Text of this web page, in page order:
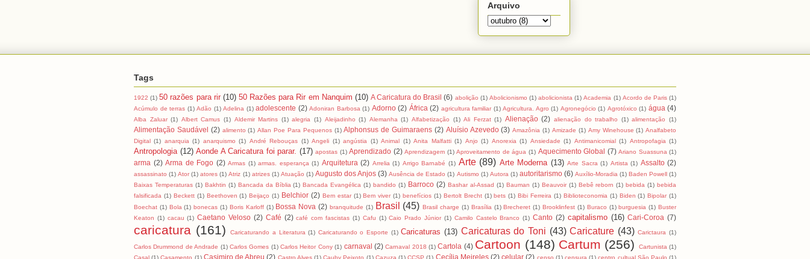
Arquivo
Tags
1922 (1) 50 razões para rir (10) 50 Razões para Rir em Nanquim (10) A Caricatura do Brasil (6) abolição (1) Abolicionismo (1) abolicionista (1) Academia (1) Acordo de Paris (1)
Acúmulo de terras (1) Adão (1) Adelina (1) adolescente (2) Adoniran Barbosa (1) Adorno (2) África (2) agricultura familiar (1) Agricultura. Agro (1) Agronegócio (1) Agrotóxico (1) água (4)
Alba Zaluar (1) Albert Camus (1) Aldemir Martins (1) alegria (1) Aleijadinho (1) Alemanha (1) Alfabetização (1) Ali Ferzat (1) Alienação (2) alienação do trabalho (1) alimentação (1)
Alimentação Saudável (2) alimento (1) Allan Poe Para Pequenos (1) Alphonsus de Guimaraens (2) Aluísio Azevedo (3) Amazônia (1) Amizade (1) Amy Winehouse (1) Analfabeto
Digital (1) anarquia (1) anarquismo (1) André Rebouças (1) Angeli (1) angústia (1) Animal (1) Anita Malfatti (1) Anjo (1) Anorexia (1) Ansiedade (1) Antimanicomial (1) Antropofagia (1)
Antropologia (12) Aonde A Caricatura foi parar. (17) apostas (1) Aprendizado (2) Aprendizagem (1) Aproveitamento de água (1) Aquecimento Global (7) Ariano Suassuna (1)
arma (2) Arma de Fogo (2) Armas (1) armas. esperança (1) Arquitetura (2) Arrelia (1) Arrigo Barnabé (1) Arte (89) Arte Moderna (13) Arte Sacra (1) Artista (1) Assalto (2)
assassinato (1) Ator (1) atores (1) Atriz (1) atrizes (1) Atuação (1) Augusto dos Anjos (3) Ausência de Estado (1) Autismo (1) Autora (1) autoritarismo (6) Auxílio-Moradia (1) Baden Powell (1)
Baixas Temperaturas (1) Bakhtin (1) Bancada da Bíblia (1) Bancada Evangélica (1) bandido (1) Barroco (2) Bashar al-Assad (1) Bauman (1) Beauvoir (1) Bebê reborn (1) bebida (1) bebida
falsificada (1) Beckett (1) Beethoven (1) Beijaço (1) Belchior (2) Bem estar (1) Bem viver (1) benefícios (1) Bertolt Brecht (1) bets (1) Bibi Ferreira (1) Biblioteconomia (1) Biden (1) Bipolar (1)
Boechat (1) Bola (1) bonecas (1) Boris Karloff (1) Bossa Nova (2) branquitude (1) Brasil (45) Brasil charge (1) Brasília (1) Brecheret (1) Brooklinfest (1) Buraco (1) burguesia (1) Buster
Keaton (1) cacau (1) Caetano Veloso (2) Café (2) café com fascistas (1) Cafu (1) Caio Prado Júnior (1) Camilo Castelo Branco (1) Canto (2) capitalismo (16) Cari-Coroa (7)
caricatura (161) Caricaturando a Literatura (1) Caricaturando o Esporte (1) Caricaturas (13) Caricaturas do Toni (43) Caricature (43) Carictaura (1)
Carlos Drummond de Andrade (1) Carlos Gomes (1) Carlos Heitor Cony (1) carnaval (2) Carnaval 2018 (1) Cartola (4) Cartoon (148) Cartum (256) Cartunista (1)
Casal (1) Casamento (1) Casimiro de Abreu (2) Castro Alves (1) Cauby Peixoto (1) Cazuza (1) CCSP (1) Cecília Meireles (2) celular (2) censo (1) censura (1) centro cultual São Paulo (1)